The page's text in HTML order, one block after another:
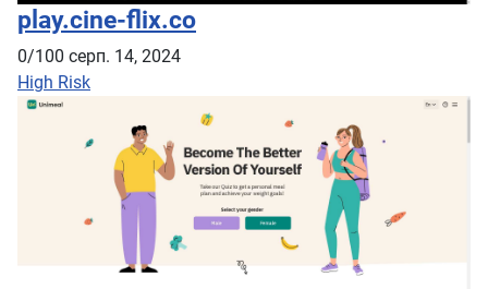
play.cine-flix.co
0/100 серп. 14, 2024
High Risk